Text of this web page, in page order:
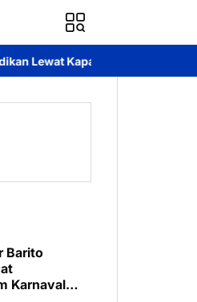
Huruf KP XVIII-1002 Di
Barito
Karnaval